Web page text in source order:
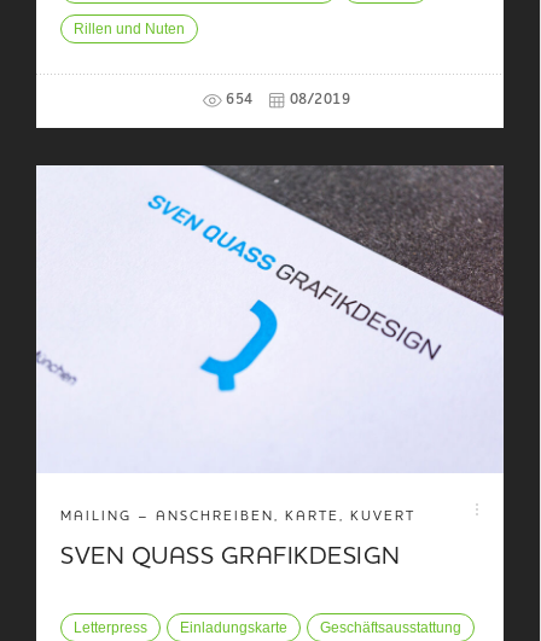
Rillen und Nuten
654 08/2019
MAILING – ANSCHREIBEN, KARTE, KUVERT
SVEN QUASS GRAFIKDESIGN
Letterpress Einladungskarte Geschäftsausstattung